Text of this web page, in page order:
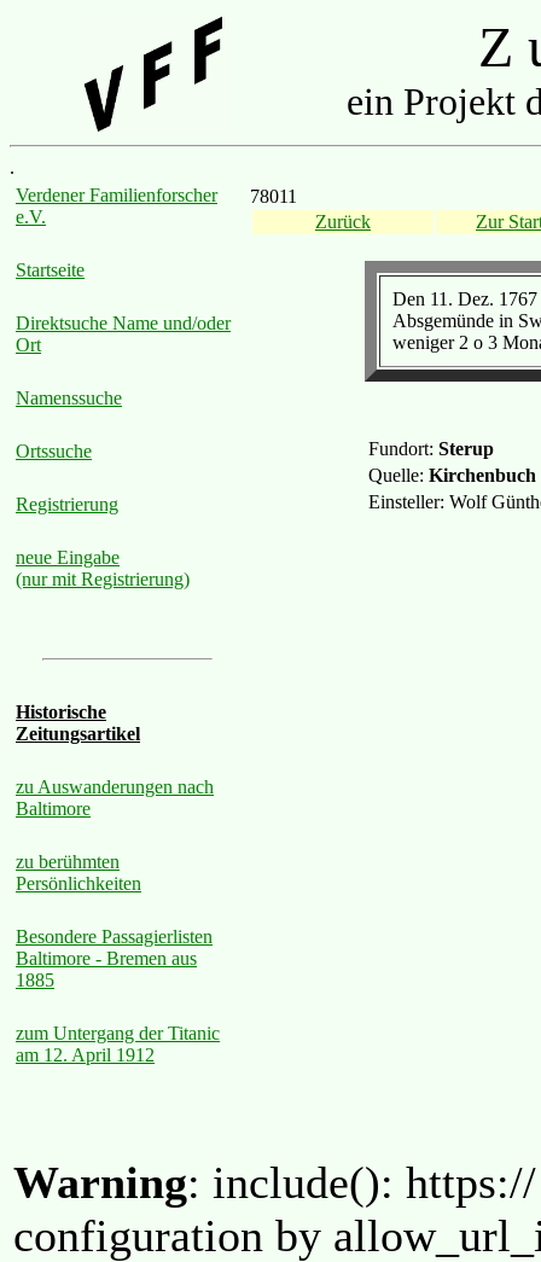
Z
ein Projekt
.
Verdener Familienforscher
e.V.
Startseite
Direktsuche Name und/oder
Ort
Namenssuche
Ortssuche
Registrierung
neue Eingabe
(nur mit Registrierung)
Historische
Zeitungsartikel
zu Auswanderungen nach
Baltimore
zu berühmten
Persönlichkeiten
Besondere Passagierlisten
Baltimore - Bremen aus
1885
zum Untergang der Titanic
am 12. April 1912
78011
Zurück
Zur
Den 11. Dez.
Absgemünde in
weniger 2 o 3
Fundort: Sterup
Quelle: Kirchenbuch
Einsteller: Wolf
Warning: include():
configuration by